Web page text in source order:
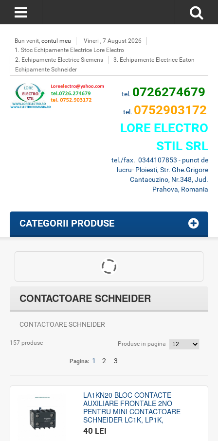
Bun venit, contul meu
Vineri , 7 August 2026
1. Stoc Echipamente Electrice Lore Electro
2. Echipamente Electrice Siemens
3. Echipamente Electrice Eaton
Echipamente Schneider
tel. 0726274679
tel. 0752903172
LORE ELECTRO
STIL SRL
tel./fax. 0344107853 - punct de
lucru- Ploiesti, Str. Ghe.Grigore
Cantacuzino, Nr.348, Jud.
Prahova, Romania
CATEGORII PRODUSE
CONTACTOARE SCHNEIDER
CONTACTOARE SCHNEIDER
157 produse Produse in pagina
Pagina: 1 2 3
LA1KN20 BLOC CONTACTE
AUXILIARE FRONTALE 2NO
PENTRU MINI CONTACTOARE
SCHNEIDER LC1K, LP1K,
40 LEI